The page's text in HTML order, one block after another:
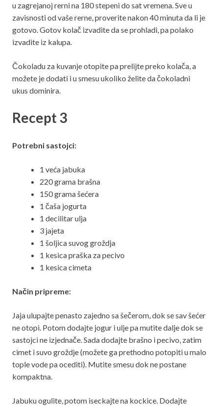
u zagrejanoj rerni na 180 stepeni do sat vremena. Sve u
zavisnosti od vaše rerne, proverite nakon 40 minuta da li je
gotovo. Gotov kolač izvadite da se prohladi, pa polako
izvadite iz kalupa.
Čokoladu za kuvanje otopite pa prelijte preko kolača, a
možete je dodati i u smesu ukoliko želite da čokoladni
ukus dominira.
Recept 3
Potrebni sastojci:
1 veća jabuka
220 grama brašna
150 grama šećera
1 čaša jogurta
1 decilitar ulja
3 jajeta
1 šoljica suvog groždja
1 kesica praška za pecivo
1 kesica cimeta
Način pripreme:
Jaja ulupajte penasto zajedno sa šečerom, dok se sav šećer
ne otopi. Potom dodajte jogur i ulje pa mutite dalje dok se
sastojci ne izjednače. Sada dodajte brašno i pecivo, zatim
cimet i suvo groždje (možete ga prethodno potopiti u malo
tople vode pa ocediti). Mutite smesu dok ne postane
kompaktna.
Jabuku ogulite, potom iseckajte na kockice. Dodajte